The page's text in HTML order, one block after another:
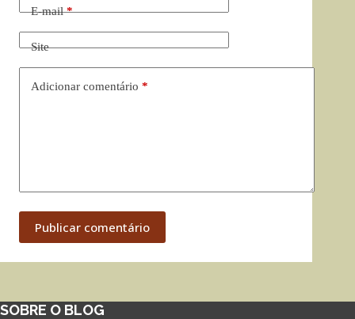
E-mail*
Site
Adicionar comentário *
Publicar comentário
SOBRE O BLOG